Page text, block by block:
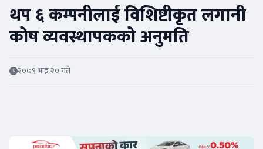
थप ६ कम्पनीलाई विशिष्टीकृत लगानी
कोष व्यवस्थापकको अनुमति
२०७९ भाद्र २० गते